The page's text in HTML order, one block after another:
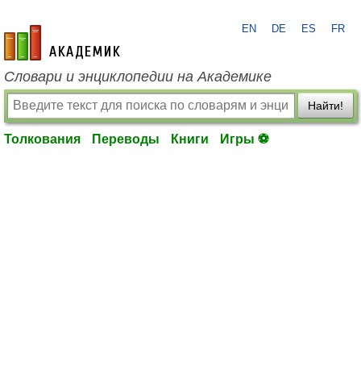
academic.ru
EN DE ES FR
Словари и энциклопедии на Академике
Найти!
Толкования Переводы Книги Игры ⚽